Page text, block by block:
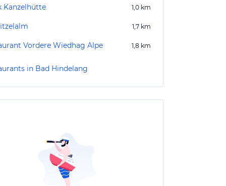
Kanzelhütte 1,0 km
1,7 km
Vordere Wiedhag Alpe 1,8 km
in Bad Hindelang